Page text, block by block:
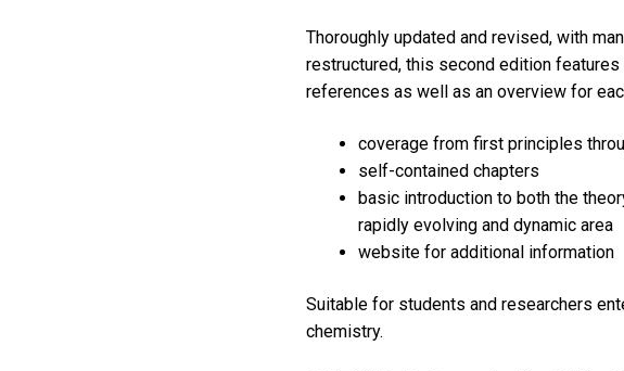
Thoroughly updated and revised, with
restructured, this second edition
references as well as an overview for
coverage from first principles
self-contained chapters
basic introduction to both the
rapidly evolving and dynamic area
website for additional information
Suitable for students and researchers
chemistry.